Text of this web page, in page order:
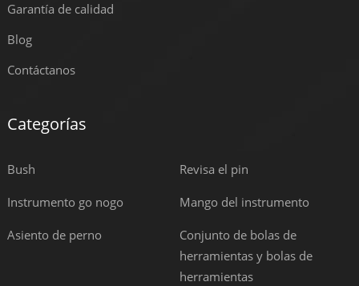
Garantía de calidad
Blog
Contáctanos
Categorías
Bush Revisa el pin
Instrumento go nogo Mango del instrumento
Asiento de perno
Conjunto de bolas de
herramientas y bolas de
herramientas